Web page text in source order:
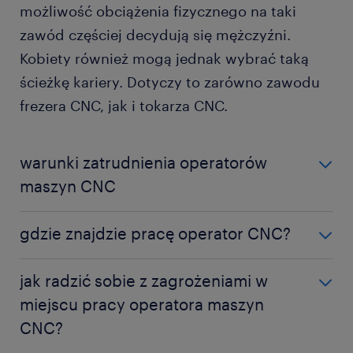
możliwość obciążenia fizycznego na taki
zawód częściej decydują się mężczyźni.
Kobiety również mogą jednak wybrać taką
ścieżkę kariery. Dotyczy to zarówno zawodu
frezera CNC, jak i tokarza CNC.
warunki zatrudnienia operatorów
maszyn CNC
zatrudnienia. To bez wątpienia jej bardzo duża
operatora maszyn sterowanych numerycznie może
bowiem liczyć na umowę o pracę, która zapewnia
szereg udogodnień, praw i przywilejów.
gdzie znajdzie pracę operator CNC?
zatrudnienie w rozmaitych zakładach o charakterze
przemysłowym – zarówno w sektorze dużych, jak i
średnich przedsiębiorstw. Oferty czekają na niego w
jak radzić sobie z zagrożeniami w
miejscu pracy operatora maszyn
CNC?